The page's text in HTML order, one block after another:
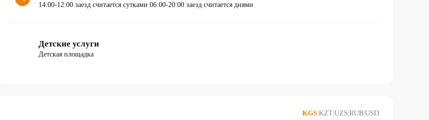
14:00-12:00 заезд считается сутками 06:00-20:00 заезд считается днями
Детские услуги
Детская площадка
KGS KZT UZS RUB USD